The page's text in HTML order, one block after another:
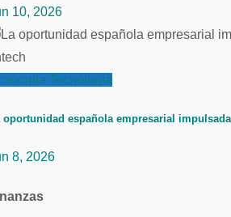
10, 2026
Tecnología
oportunidad española empresarial
8, 2026